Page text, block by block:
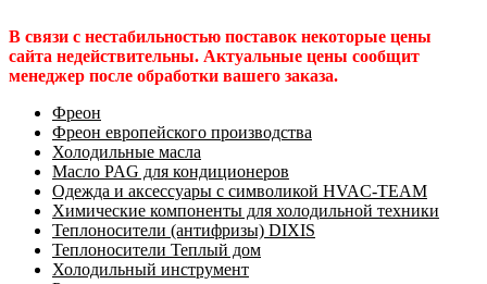
В связи с нестабильностью поставок некоторые цены
сайта недействительны. Актуальные цены сообщит
менеджер после обработки вашего заказа.
Фреон
Фреон европейского производства
Холодильные масла
Масло PAG для кондиционеров
Одежда и аксессуары с символикой HVAC-TEAM
Химические компоненты для холодильной техники
Теплоносители (антифризы) DIXIS
Теплоносители Теплый дом
Холодильный инструмент